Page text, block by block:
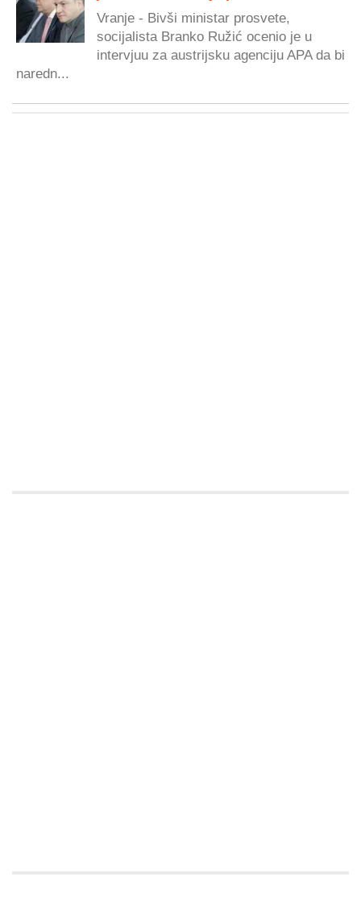
Vranje - Bivši ministar prosvete,
socijalista Branko Ružić ocenio je u
intervjuu za austrijsku agenciju APA da bi
naredn...